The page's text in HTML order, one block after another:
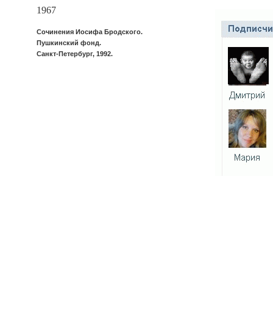
1967
Сочинения Иосифа Бродского.
Пушкинский фонд.
Санкт-Петербург, 1992.